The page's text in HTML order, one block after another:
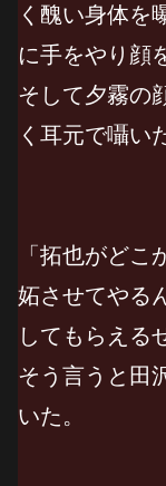
く醜い身体を
に手をやり顔
そして夕霧の
く耳元で囁い
「拓也がど
妬させてやる
してもらえる
そう言うと田
いた。